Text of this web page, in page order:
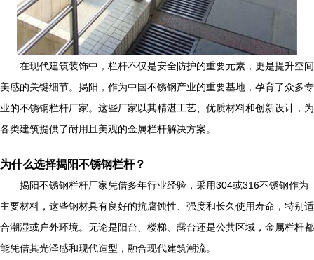
在现代建筑装饰中，栏杆不仅是安全防护的重要元素，更是提升空间
美感的关键细节。揭阳，作为中国不锈钢产业的重要基地，孕育了众多专
业的不锈钢栏杆厂家。这些厂家以其精湛工艺、优质材料和创新设计，为
各类建筑提供了耐用且美观的金属栏杆解决方案。
为什么选择揭阳不锈钢栏杆？
揭阳不锈钢栏杆厂家凭借多年行业经验，采用304或316不锈钢作为
主要材料，这些钢材具有良好的抗腐蚀性、强度和长久使用寿命，特别适
合潮湿或户外环境。无论是阳台、楼梯、露台还是公共区域，金属栏杆都
能凭借其光泽感和现代造型，融合现代建筑潮流。